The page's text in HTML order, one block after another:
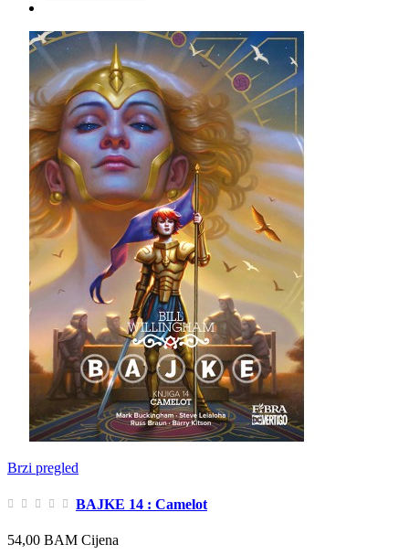
Brzi pregled
BAJKE 14 : Camelot
54,00 BAM Cijena